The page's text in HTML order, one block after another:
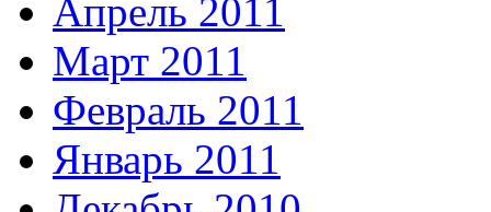
Апрель 2011
Март 2011
Февраль 2011
Январь 2011